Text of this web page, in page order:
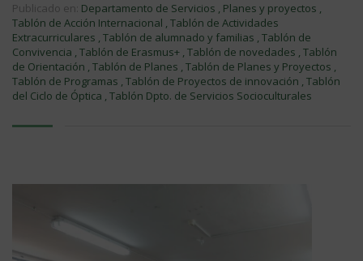
Publicado en: Departamento de Servicios , Planes y proyectos ,
Tablón de Acción Internacional , Tablón de Actividades
Extracurriculares , Tablón de alumnado y familias , Tablón de
Convivencia , Tablón de Erasmus+ , Tablón de novedades , Tablón
de Orientación , Tablón de Planes , Tablón de Planes y Proyectos ,
Tablón de Programas , Tablón de Proyectos de innovación , Tablón
del Ciclo de Óptica , Tablón Dpto. de Servicios Socioculturales